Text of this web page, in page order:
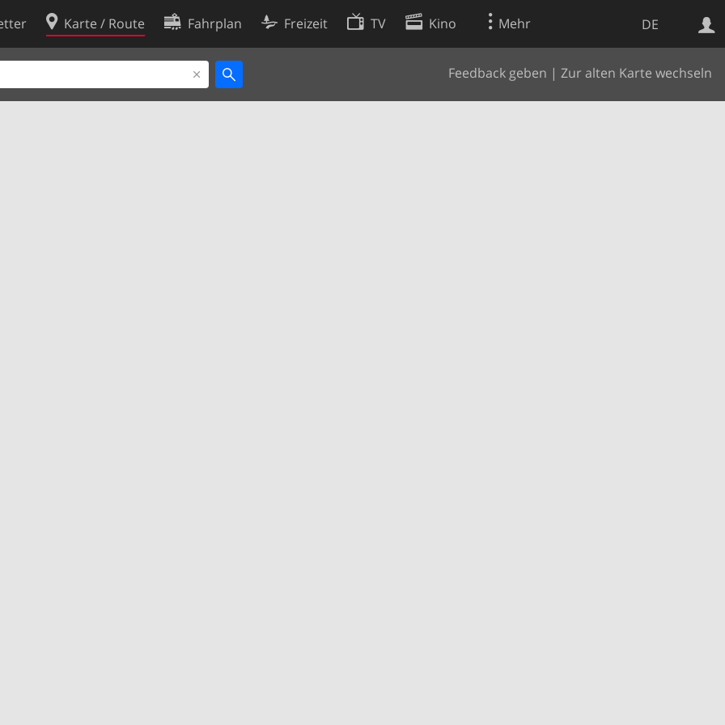
DE
Karte / Route Fahrplan Freizeit TV Kino Mehr
Feedback geben | Zur alten Karte wechseln
Websuche
Cookie-Richtlinie
Cookie-Einstellungen